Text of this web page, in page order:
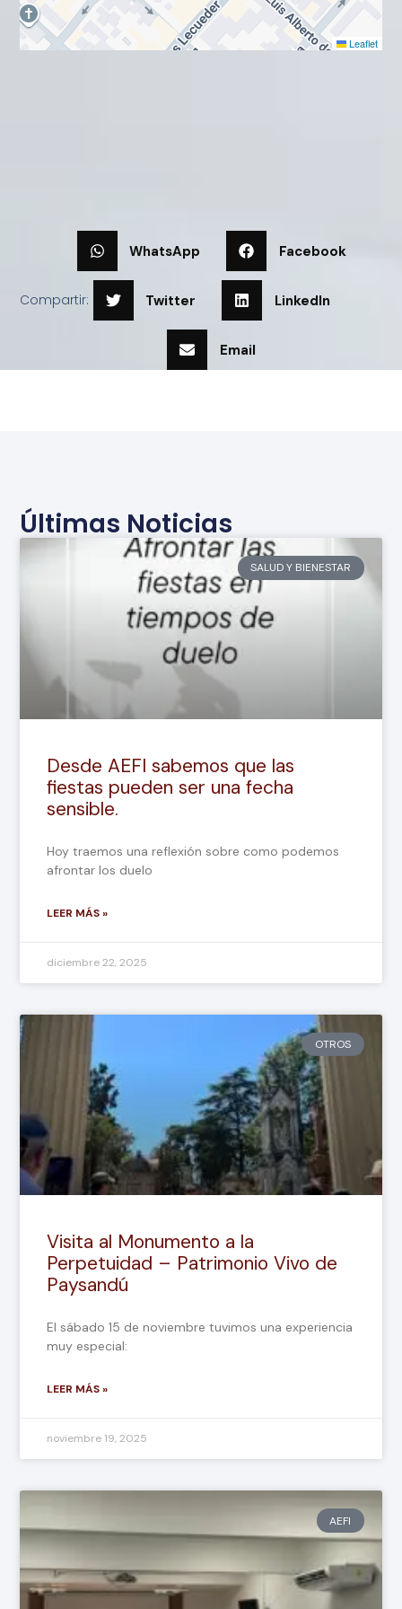
Leaflet
Compartir:
WhatsApp Facebook
Twitter LinkedIn
Email
Últimas Noticias
SALUD Y BIENESTAR
Desde AEFI sabemos que las
fiestas pueden ser una fecha
sensible.
Hoy traemos una reflexión sobre como podemos
afrontar los duelo
LEER MÁS »
diciembre 22, 2025
OTROS
Visita al Monumento a la
Perpetuidad – Patrimonio Vivo de
Paysandú
El sábado 15 de noviembre tuvimos una experiencia
muy especial:
LEER MÁS »
noviembre 19, 2025
AEFI